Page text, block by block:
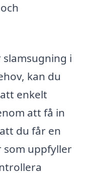
i
kan du
enkelt
att få in
du får en
som uppfyller